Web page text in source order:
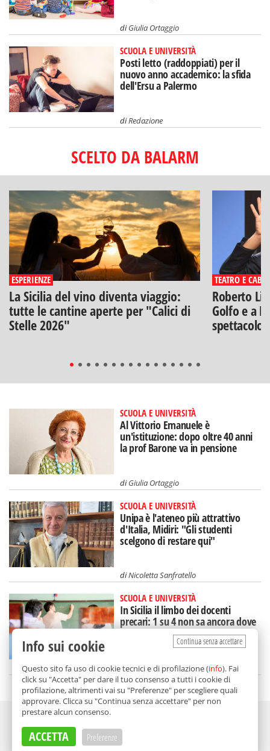
diGiulia Ortaggio
SCUOLA E UNIVERSITÀ
Posti letto (raddoppiati) per il
nuovo anno accademico: la sfida
dell'Ersu a Palermo
diRedazione
SCELTO DA BALARM
ESPERIENZE
La Sicilia del vino diventa viaggio:
tutte le cantine aperte per "Calici di
Stelle 2026"
TEATRO E
Roberto
Golfo e a
spettacolo"
SCUOLA E UNIVERSITÀ
Al Vittorio Emanuele è
un'istituzione: dopo oltre 40 anni
la prof Barone va in pensione
diGiulia Ortaggio
SCUOLA E UNIVERSITÀ
Unipa è l'ateneo più attrattivo
d'Italia, Midiri: "Gli studenti
scelgono di restare qui"
diNicoletta Sanfratello
SCUOLA E UNIVERSITÀ
In Sicilia il limbo dei docenti
precari: 1 su 4 non sa ancora dove
(e se lavorerà)
diNicoletta Sanfratello
Continua senza accettare
Info sui cookie
Questo sito fa uso di cookie tecnici e di profilazione (info). Fai
click su "Accetta" per dare il tuo consenso a tutti i cookie di
profilazione, altrimenti vai su "Preferenze" per scegliere quali
approvare. Clicca su "Continua senza accettare" per non
prestare alcun consenso.
ACCETTA Preferenze